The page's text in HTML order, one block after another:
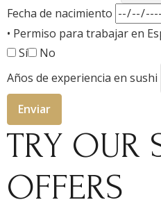
Fecha de nacimiento
• Permiso para trabajar en
Sí
No
Años de experiencia en sushi
Enviar
TRY OUR
OFFERS